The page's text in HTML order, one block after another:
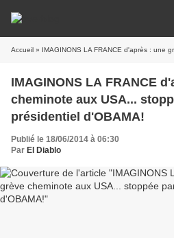
Accueil » IMAGINONS LA FRANCE d'après : une grève cheminote
IMAGINONS LA FRANCE
cheminote aux USA...
présidentiel d'OBAMA!
Publié le 18/06/2014 à 06:30
Par El Diablo